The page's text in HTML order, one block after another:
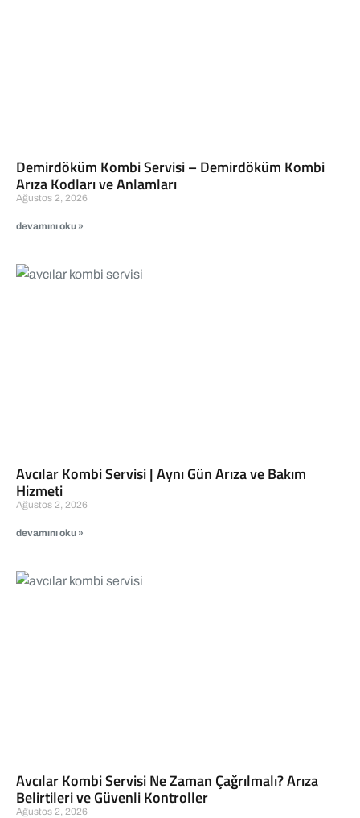
Demirdöküm Kombi Servisi – Demirdöküm Kombi
Arıza Kodları ve Anlamları
Ağustos 2, 2026
devamını oku »
Avcılar Kombi Servisi | Aynı Gün Arıza ve Bakım
Hizmeti
Ağustos 2, 2026
devamını oku »
Avcılar Kombi Servisi Ne Zaman Çağrılmalı? Arıza
Belirtileri ve Güvenli Kontroller
Ağustos 2, 2026